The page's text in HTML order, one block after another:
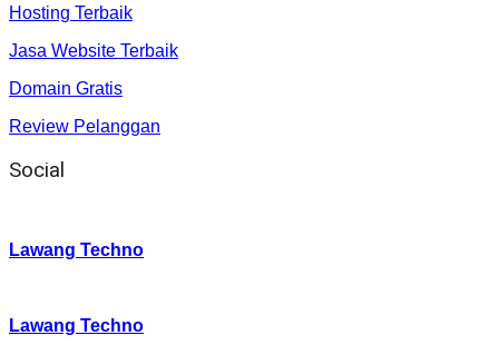
Hosting Terbaik
Jasa Website Terbaik
Domain Gratis
Review Pelanggan
Social
Lawang Techno
Lawang Techno